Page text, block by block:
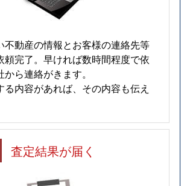
不動産の情報とお客様の連絡先等
頼完了。早ければ数時間程度で依
ら連絡がきます。
る内容があれば、その内容も伝え
査定結果が届く